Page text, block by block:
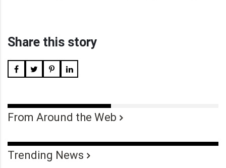
Share this story
From Around the Web
Trending News